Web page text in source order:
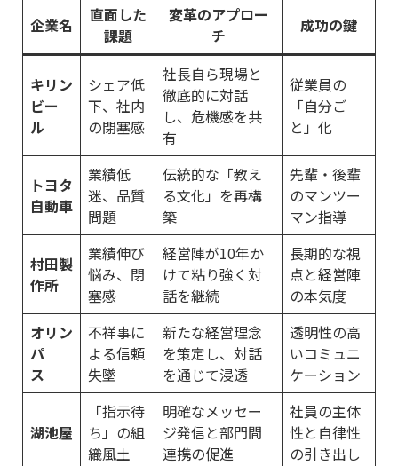
企業名
直面した
課題
変革のアプロー
チ
成功の鍵
キリン
ビー
ル
シェア低
下、社内
の閉塞感
社長自ら現場と
徹底的に対話
し、危機感を共
有
従業員の
「自分ご
と」化
トヨタ
自動車
業績低
迷、品質
問題
伝統的な「教え
る文化」を再構
築
先輩・後輩
のマンツー
マン指導
村田製
作所
業績伸び
悩み、閉
塞感
経営陣が10年か
けて粘り強く対
話を継続
長期的な視
点と経営陣
の本気度
オリン
パ
ス
不祥事に
よる信頼
失墜
新たな経営理念
を策定し、対話
を通じて浸透
透明性の高
いコミュニ
ケーション
湖池屋
「指示待
ち」の組
織風土
明確なメッセー
ジ発信と部門間
連携の促進
社員の主体
性と自律性
の引き出し